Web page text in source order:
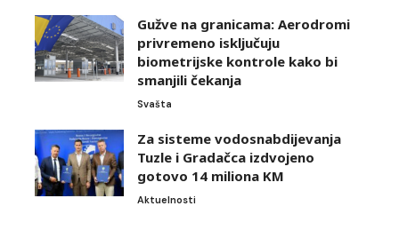
Gužve na granicama: Aerodromi
privremeno isključuju
biometrijske kontrole kako bi
smanjili čekanja
Svašta
Za sisteme vodosnabdijevanja
Tuzle i Gradačca izdvojeno
gotovo 14 miliona KM
Aktuelnosti